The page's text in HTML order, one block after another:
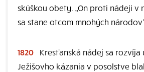
skúškou obety. „On proti nádeji v
sa stane otcom mnohých
1820
Kresťanská nádej sa rozvíja
Ježišovho kázania v posolstve